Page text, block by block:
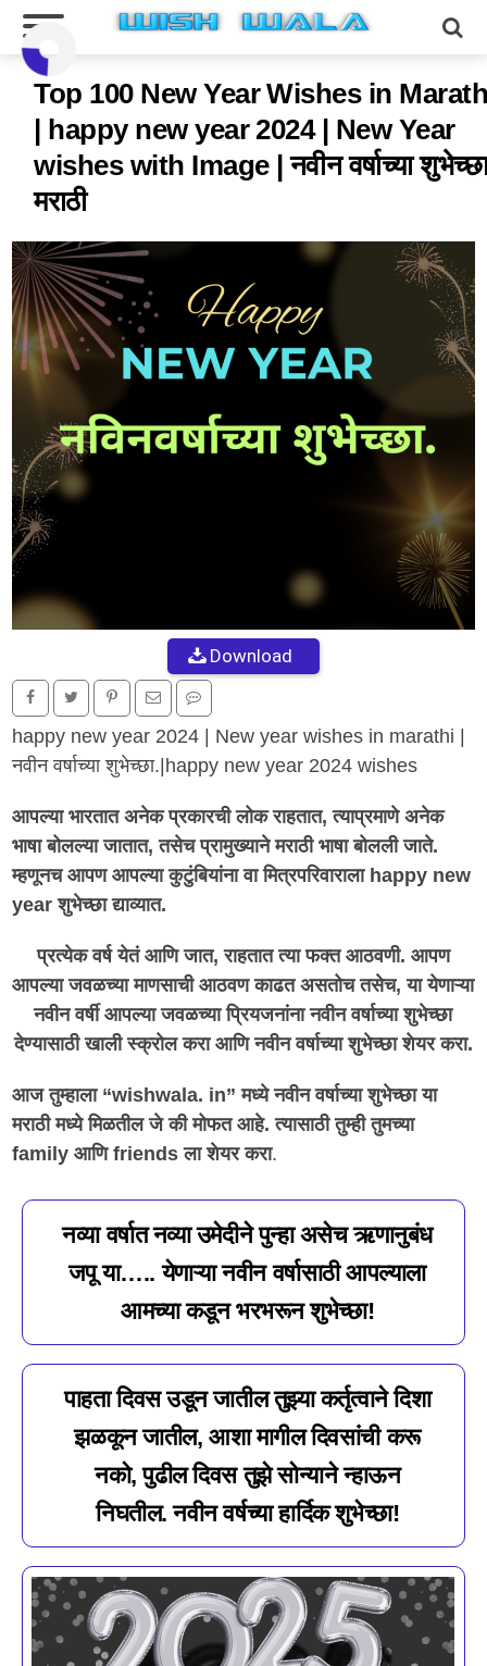
Top 100 New Year Wishes in
| happy new year 2024 | New Year
wishes with Image | नवीन वर्षाच्या
मराठी
Download
happy new year 2024 | New year wishes in marathi |
नवीन वर्षाच्या शुभेच्छा.|happy new year 2024 wishes
आपल्या भारतात अनेक प्रकारची लोक राहतात, त्याप्रमाणे अनेक
भाषा बोलल्या जातात, तसेच प्रामुख्याने मराठी भाषा बोलली जाते.
म्हणूनच आपण आपल्या कुटुंबियांना वा मित्रपरिवाराला happy new
year शुभेच्छा द्याव्यात.
प्रत्येक वर्ष येतं आणि जात, राहतात त्या फक्त आठवणी. आपण
आपल्या जवळच्या माणसाची आठवण काढत असतोच तसेच, या येणाऱ्या
नवीन वर्षी आपल्या जवळच्या प्रियजनांना नवीन वर्षाच्या शुभेच्छा
देण्यासाठी खाली स्क्रोल करा आणि नवीन वर्षाच्या शुभेच्छा शेयर करा.
आज तुम्हाला “wishwala. in” मध्ये नवीन वर्षाच्या शुभेच्छा या
मराठी मध्ये मिळतील जे की मोफत आहे. त्यासाठी तुम्ही तुमच्या
family आणि friends ला शेयर करा.
नव्या वर्षात नव्या उमेदीने पुन्हा असेच ऋणानुबंध
जपू या….. येणाऱ्या नवीन वर्षासाठी आपल्याला
आमच्या कडून भरभरून शुभेच्छा!
पाहता दिवस उडून जातील तुझ्या कर्तृत्वाने दिशा
झळकून जातील, आशा मागील दिवसांची करू
नको, पुढील दिवस तुझे सोन्याने न्हाऊन
निघतील. नवीन वर्षच्या हार्दिक शुभेच्छा!